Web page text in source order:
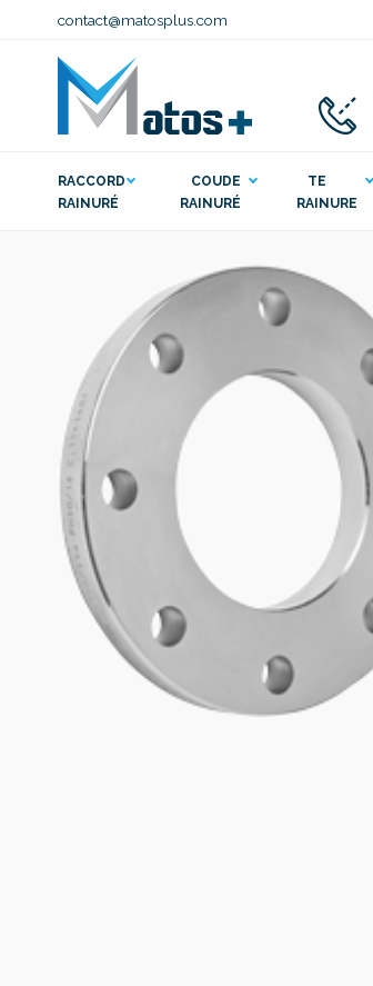
contact@matosplus.com
RACCORD
RAINURÉ
COUDE
RAINURÉ
TE
RAINURE